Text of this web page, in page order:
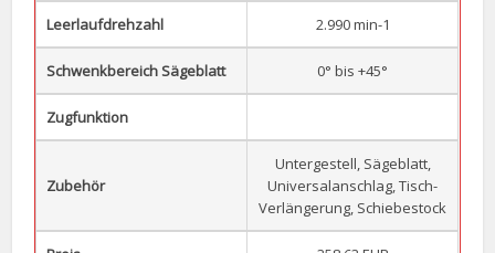
Leerlaufdrehzahl 2.990 min-1
Schwenkbereich Sägeblatt 0° bis +45°
Zugfunktion
Zubehör
Untergestell, Sägeblatt,
Universalanschlag, Tisch-
Verlängerung, Schiebestock